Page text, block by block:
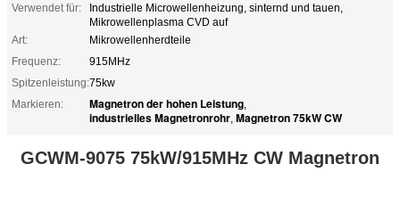
Verwendet für:
Industrielle Microwellenheizung, sinternd und tauen,
Mikrowellenplasma CVD auf
Art:
Mikrowellenherdteile
Frequenz:
915MHz
Spitzenleistung:75kw
Markieren:
Magnetron der hohen Leistung,
industrielles Magnetronrohr, Magnetron 75kW CW
GCWM-9075 75kW/915MHz CW Magnetron